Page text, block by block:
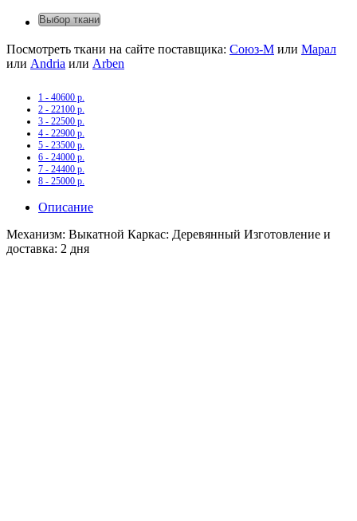
Выбор ткани
Посмотреть ткани на сайте поставщика: Союз-М или Марал
или Andria или Arben
1 - 40600 р.
2 - 22100 р.
3 - 22500 р.
4 - 22900 р.
5 - 23500 р.
6 - 24000 р.
7 - 24400 р.
8 - 25000 р.
Описание
Механизм: Выкатной Каркас: Деревянный Изготовление и
доставка: 2 дня